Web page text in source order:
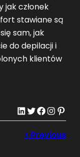
członek
stawiane są
sam, jak
do depilacji i
klientów
LinkedIn Twitter Facebook Instagram Pinterest